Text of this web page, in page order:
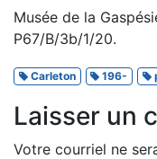
Musée de la
P67/B/3b/1/20.
Carleton 196-
Laisser un
Votre courriel ne